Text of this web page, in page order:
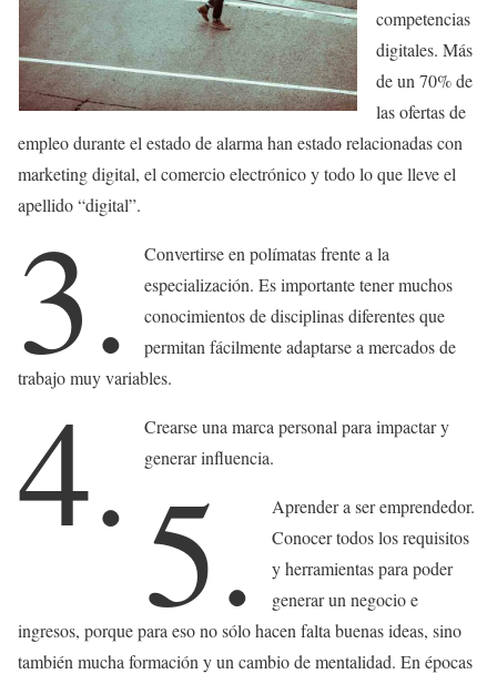
competencias
digitales. Más
de un 70% de
las ofertas de
empleo durante el estado de alarma han estado relacionadas con
marketing digital, el comercio electrónico y todo lo que lleve el
apellido “digital”.
3.
Convertirse en polímatas frente a la
especialización. Es importante tener muchos
conocimientos de disciplinas diferentes que
permitan fácilmente adaptarse a mercados de
trabajo muy variables.
4.
Crearse una marca personal para impactar y
generar influencia.
5.
Aprender a ser emprendedor.
Conocer todos los requisitos
y herramientas para poder
generar un negocio e
ingresos, porque para eso no sólo hacen falta buenas ideas, sino
también mucha formación y un cambio de mentalidad. En épocas